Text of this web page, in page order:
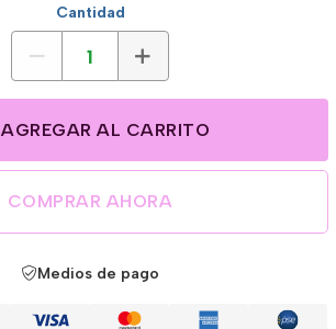
Cantidad
AGREGAR AL CARRITO
COMPRAR AHORA
Medios de pago